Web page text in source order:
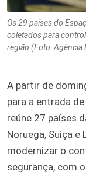
Os 29 países do
coletados para
região (Foto: Agência
A partir de
para a entrada
reúne 27 países
Noruega, Suíça
modernizar o
segurança, com